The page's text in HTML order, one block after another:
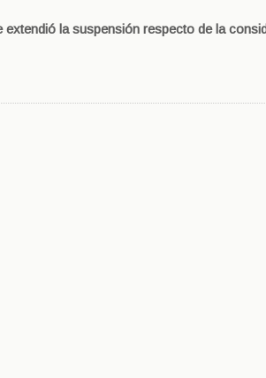
extendió la suspensión respecto de la